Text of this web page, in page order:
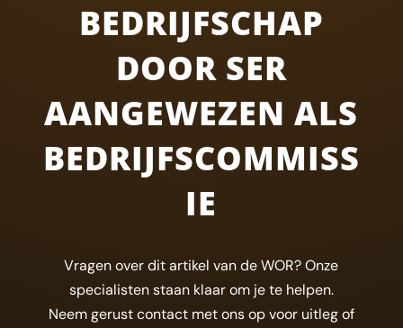
BEDRIJFSCHAP
DOOR SER
AANGEWEZEN ALS
BEDRIJFSCOMMISS
IE
Vragen over dit artikel van de WOR? Onze
specialisten staan klaar om je te helpen.
Neem gerust contact met ons op voor uitleg of